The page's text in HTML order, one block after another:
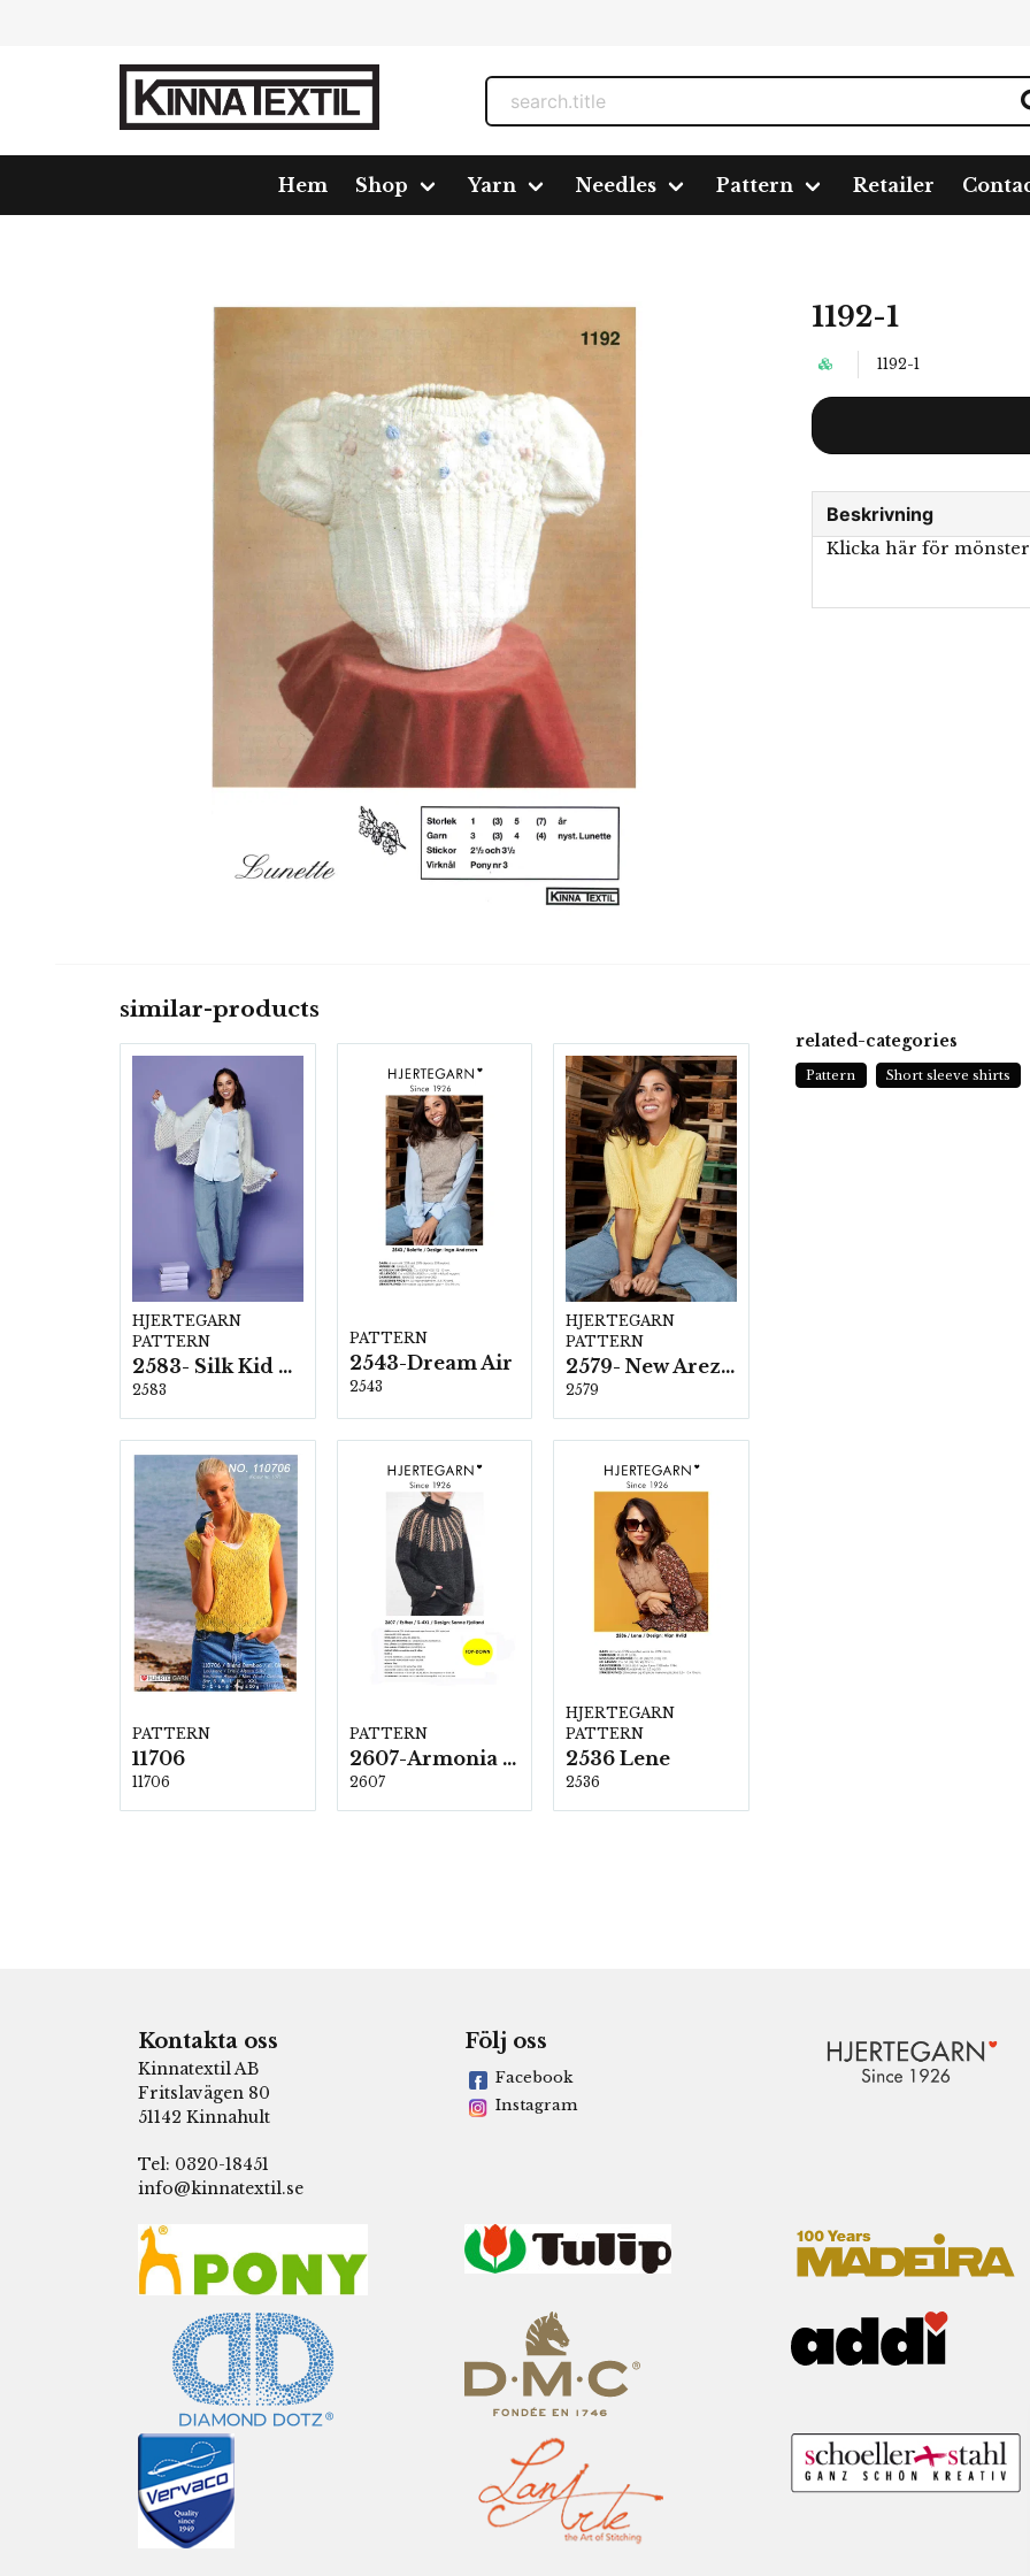
Hem Shop Yarn Needles Pattern Retailer
Pattern 1192-1
1192-1
1192-1
Beskrivning
Klicka här för mönster
similar-products
HJERTEGARN
PATTERN
2583- Silk Kid Mohair
2583
PATTERN
2543-Dream Air
2543
HJERTEGARN
PATTERN
2579- New Arezzo
2579
PATTERN
11706
11706
PATTERN
2607-Armonia och Alpaca 400
2607
HJERTEGARN
PATTERN
2536 Lene
2536
related-categories
Pattern Short sleeve shirts
Kontakta oss
Kinnatextil AB
Fritslavägen 80
51142 Kinnahult
Tel: 0320-18451
info@kinnatextil.se
Följ oss
Facebook
Instagram